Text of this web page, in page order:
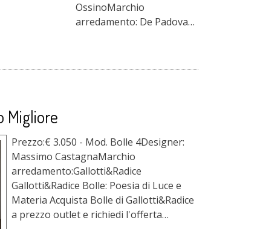
OssinoMarchio
arredamento: De Padova
Migliore
Prezzo:€ 3.050 - Mod. Bolle 4Designer:
Massimo CastagnaMarchio
arredamento:Gallotti&Radice
Gallotti&Radice Bolle: Poesia di Luce e
Materia Acquista Bolle di Gallotti&Radice
a prezzo outlet e richiedi l'offerta